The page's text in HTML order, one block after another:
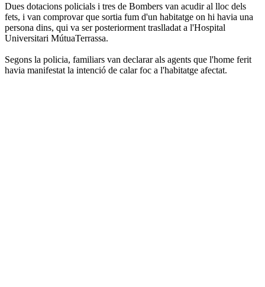
Dues dotacions policials i tres de Bombers van acudir al lloc dels
fets, i van comprovar que sortia fum d'un habitatge on hi havia una
persona dins, qui va ser posteriorment traslladat a l'Hospital
Universitari MútuaTerrassa.
Segons la policia, familiars van declarar als agents que l'home ferit
havia manifestat la intenció de calar foc a l'habitatge afectat.